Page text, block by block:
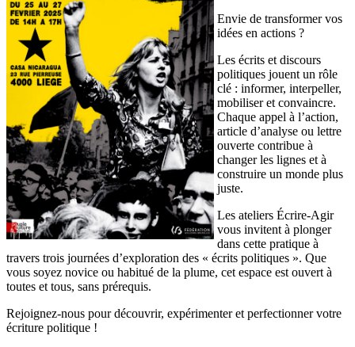
Envie de transformer vos
idées en actions ?
Les écrits et discours
politiques jouent un rôle
clé : informer, interpeller,
mobiliser et convaincre.
Chaque appel à l’action,
article d’analyse ou lettre
ouverte contribue à
changer les lignes et à
construire un monde plus
juste.
Les ateliers Écrire-Agir
vous invitent à plonger
dans cette pratique à
travers trois journées d’exploration des « écrits politiques ». Que
vous soyez novice ou habitué de la plume, cet espace est ouvert à
toutes et tous, sans prérequis.
Rejoignez-nous pour découvrir, expérimenter et perfectionner votre
écriture politique !